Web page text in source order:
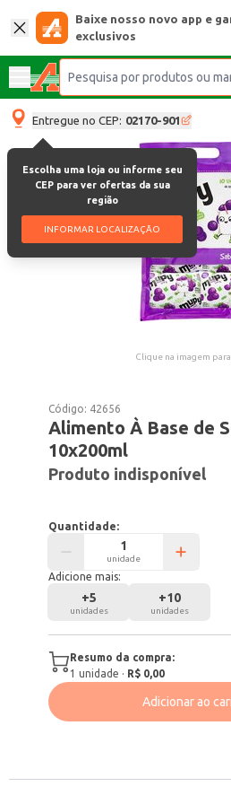
Baixe nosso novo app e
exclusivos
Entregue no CEP: 02170-901
Escolha uma loja ou informe seu
CEP para ver ofertas da sua
região
INFORMAR LOCALIZAÇÃO
Clique na imagem
Código: 42656
Alimento À Base de
10x200ml
Produto indisponível
Quantidade:
unidade
Adicione mais:
+5
unidades
+10
unidades
Resumo da compra:
1 unidade · R$ 0,00
Adicionar ao